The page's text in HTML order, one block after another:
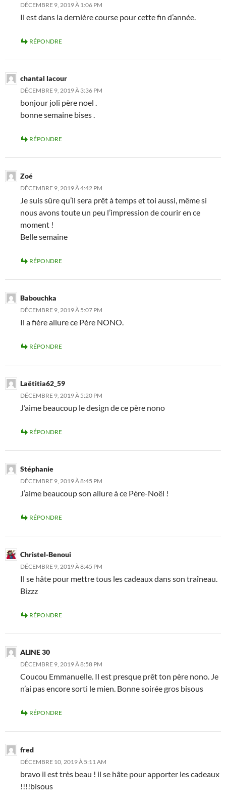
DÉCEMBRE 9, 2019 À 1:06 PM
Il est dans la dernière course pour cette fin d’année.
RÉPONDRE
chantal lacour
DÉCEMBRE 9, 2019 À 3:36 PM
bonjour joli père noel .
bonne semaine bises .
RÉPONDRE
Zoé
DÉCEMBRE 9, 2019 À 4:42 PM
Je suis sûre qu’il sera prêt à temps et toi aussi, même si
nous avons toute un peu l’impression de courir en ce
moment !
Belle semaine
RÉPONDRE
Babouchka
DÉCEMBRE 9, 2019 À 5:07 PM
Il a fière allure ce Père NONO.
RÉPONDRE
Laëtitia62_59
DÉCEMBRE 9, 2019 À 5:20 PM
J’aime beaucoup le design de ce père nono
RÉPONDRE
Stéphanie
DÉCEMBRE 9, 2019 À 8:45 PM
J’aime beaucoup son allure à ce Père-Noël !
RÉPONDRE
Christel-Benoui
DÉCEMBRE 9, 2019 À 8:45 PM
Il se hâte pour mettre tous les cadeaux dans son traîneau.
Bizzz
RÉPONDRE
ALINE 30
DÉCEMBRE 9, 2019 À 8:58 PM
Coucou Emmanuelle. Il est presque prêt ton père nono. Je
n’ai pas encore sorti le mien. Bonne soirée gros bisous
RÉPONDRE
fred
DÉCEMBRE 10, 2019 À 5:11 AM
bravo il est très beau ! il se hâte pour apporter les cadeaux
!!!!bisous